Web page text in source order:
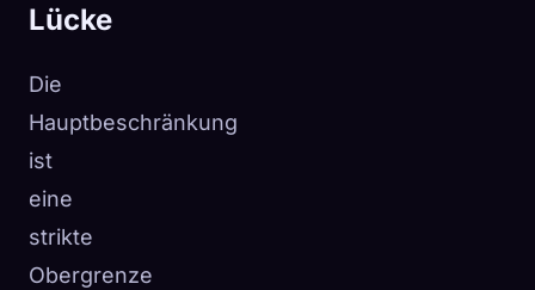
Lücke
Die
Hauptbeschränkung
ist
eine
strikte
Obergrenze